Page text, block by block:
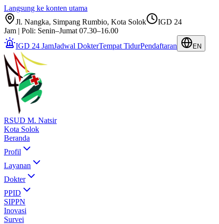
Langsung ke konten utama
Jl. Nangka, Simpang Rumbio, Kota Solok
IGD 24
Jam | Poli: Senin–Jumat 07.30–16.00
IGD 24 JamJadwal DokterTempat TidurPendaftaran EN
RSUD M. Natsir
Kota Solok
Beranda
Profil
Layanan
Dokter
PPID
SIPPN
Inovasi
Survei